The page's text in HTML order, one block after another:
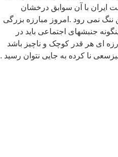
ایران با آن سوابق درخشان
ننگ نمی رود . امروز مبارزه بزرگی
جنبشهای اجتماعی باید در
ای هر قدر کوچک و ناچیز باشد
نا کرده به جایی نتوان رسید .